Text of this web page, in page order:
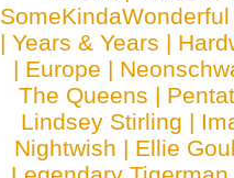
SomeKindaWonderful
| Years & Years |
| Europe |
The Queens |
Lindsey Stirling |
Nightwish | Ellie